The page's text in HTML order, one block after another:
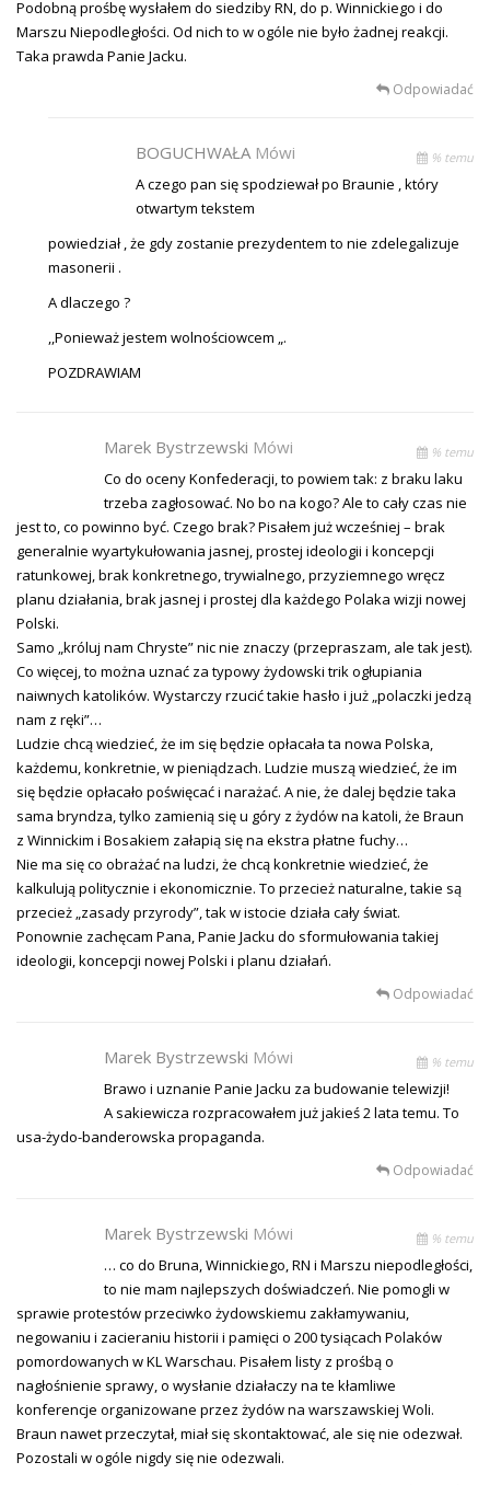
Podobną prośbę wysłałem do siedziby RN, do p. Winnickiego i do
Marszu Niepodległości. Od nich to w ogóle nie było żadnej reakcji.
Taka prawda Panie Jacku.
Odpowiadać
BOGUCHWAŁA Mówi % temu
A czego pan się spodziewał po Braunie , który
otwartym tekstem
powiedział , że gdy zostanie prezydentem to nie zdelegalizuje
masonerii .
A dlaczego ?
,,Ponieważ jestem wolnościowcem „.
POZDRAWIAM
Marek Bystrzewski Mówi % temu
Co do oceny Konfederacji, to powiem tak: z braku laku
trzeba zagłosować. No bo na kogo? Ale to cały czas nie
jest to, co powinno być. Czego brak? Pisałem już wcześniej – brak
generalnie wyartykułowania jasnej, prostej ideologii i koncepcji
ratunkowej, brak konkretnego, trywialnego, przyziemnego wręcz
planu działania, brak jasnej i prostej dla każdego Polaka wizji nowej
Polski.
Samo „króluj nam Chryste” nic nie znaczy (przepraszam, ale tak jest).
Co więcej, to można uznać za typowy żydowski trik ogłupiania
naiwnych katolików. Wystarczy rzucić takie hasło i już „polaczki jedzą
nam z ręki”…
Ludzie chcą wiedzieć, że im się będzie opłacała ta nowa Polska,
każdemu, konkretnie, w pieniądzach. Ludzie muszą wiedzieć, że im
się będzie opłacało poświęcać i narażać. A nie, że dalej będzie taka
sama bryndza, tylko zamienią się u góry z żydów na katoli, że Braun
z Winnickim i Bosakiem załapią się na ekstra płatne fuchy…
Nie ma się co obrażać na ludzi, że chcą konkretnie wiedzieć, że
kalkulują politycznie i ekonomicznie. To przecież naturalne, takie są
przecież „zasady przyrody”, tak w istocie działa cały świat.
Ponownie zachęcam Pana, Panie Jacku do sformułowania takiej
ideologii, koncepcji nowej Polski i planu działań.
Odpowiadać
Marek Bystrzewski Mówi % temu
Brawo i uznanie Panie Jacku za budowanie telewizji!
A sakiewicza rozpracowałem już jakieś 2 lata temu. To
usa-żydo-banderowska propaganda.
Odpowiadać
Marek Bystrzewski Mówi % temu
… co do Bruna, Winnickiego, RN i Marszu niepodległości,
to nie mam najlepszych doświadczeń. Nie pomogli w
sprawie protestów przeciwko żydowskiemu zakłamywaniu,
negowaniu i zacieraniu historii i pamięci o 200 tysiącach Polaków
pomordowanych w KL Warschau. Pisałem listy z prośbą o
nagłośnienie sprawy, o wysłanie działaczy na te kłamliwe
konferencje organizowane przez żydów na warszawskiej Woli.
Braun nawet przeczytał, miał się skontaktować, ale się nie odezwał.
Pozostali w ogóle nigdy się nie odezwali.